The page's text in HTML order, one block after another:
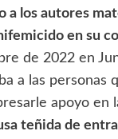
a los autores
en su
de 2022 en
a las personas
apoyo en
teñida de